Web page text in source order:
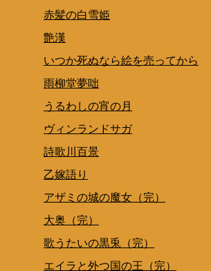
赤髪の白雪姫
艶漢
いつか死ぬなら絵を売ってから
雨柳堂夢咄
うるわしの宵の月
ヴィンランドサガ
詩歌川百景
乙嫁語り
アザミの城の魔女（完）
大奥（完）
歌うたいの黒兎（完）
エイラと外つ国の王（完）